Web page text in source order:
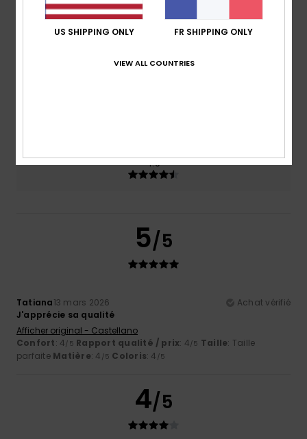
43% de nos clients recommandent ce produit
Confort
Rapport qualité / prix
4.9
5/5
Tatiana13 mars 2026
Achat vérifié
J'apprécie sa qualité
Afficher original - Castellano
Confort: 4/5 Rapport qualité / prix: 4/5 Taille: Taille
parfaite Matière: 4 /5 Coloris: 4 /5
4/5
US SHIPPING ONLY FR SHIPPING ONLY
VIEW ALL COUNTRIES